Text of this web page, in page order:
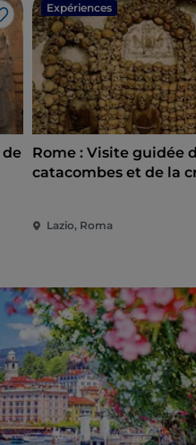
Expériences
Rome : Visite guidée
catacombes et de la
Lazio, Roma